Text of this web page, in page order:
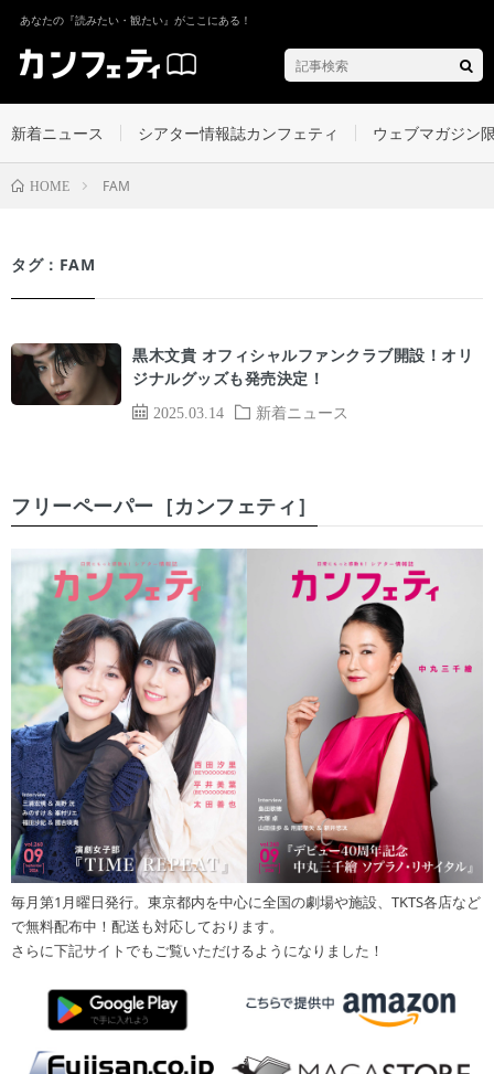
あなたの『読みたい・観たい』がここにある！
新着ニュース シアター情報誌カンフェティ ウェブマガジン
HOME FAM
タグ：FAM
2025.03.14 新着ニュース
黒木文貴 オフィシャルファンクラブ開設！オリ
ジナルグッズも発売決定！
フリーペーパー［カンフェティ］
毎月第1月曜日発行。東京都内を中心に全国の劇場や施設、TKTS各店など
で無料配布中！配送も対応しております。
さらに下記サイトでもご覧いただけるようになりました！